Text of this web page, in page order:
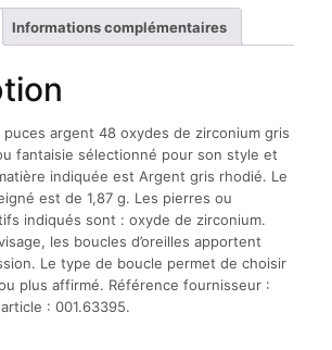
Informations complémentaires
puces argent 48 oxydes de zirconium gris
fantaisie sélectionné pour son style et
indiquée est Argent gris rhodié. Le
est de 1,87 g. Les pierres ou
indiqués sont : oxyde de zirconium.
les boucles d’oreilles apportent
Le type de boucle permet de choisir
plus affirmé. Référence fournisseur :
: 001.63395.